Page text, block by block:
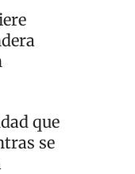
que
se